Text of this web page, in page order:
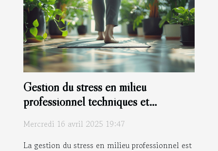
Gestion du stress en milieu
professionnel techniques et
Mercredi 16 avril 2025 19:47
La gestion du stress en milieu professionnel est